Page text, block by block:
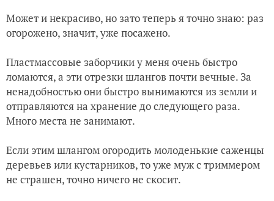
Может и некрасиво, но зато теперь я точно знаю: раз
огорожено, значит, уже посажено.
Пластмассовые заборчики у меня очень быстро
ломаются, а эти отрезки шлангов почти вечные. За
ненадобностью они быстро вынимаются из земли и
отправляются на хранение до следующего раза.
Много места не занимают.
Если этим шлангом огородить молоденькие саженцы
деревьев или кустарников, то уже муж с триммером
не страшен, точно ничего не скосит.